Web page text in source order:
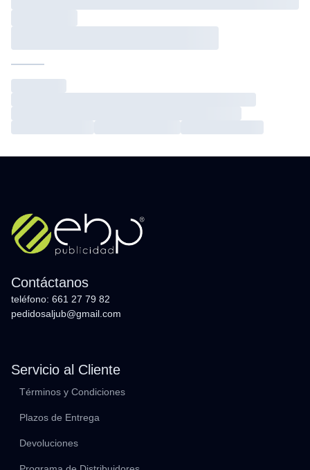
Contáctanos
teléfono: 661 27 79 82
pedidosaljub@gmail.com
Servicio al Cliente
Términos y Condiciones
Plazos de Entrega
Devoluciones